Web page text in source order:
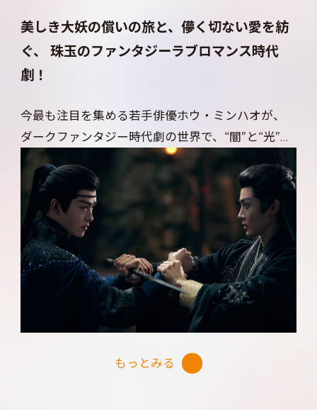
リーナーザーや、「雲之羽」で人気を博したチョ
にしている。
美しき大妖の償いの旅と、儚く切ない愛を紡
ぐ、 珠玉のファンタジーラブロマンス時代
劇！
今最も注目を集める若手俳優ホウ・ミンハオが、
ダークファンタジー時代劇の世界で、“闇”と“光”を
あわせ持つ新たな魅力を解き放つ。演じるのは、か
つて大勢を殺戮したという大罪を背負いながらも、
失われた秩序を正すため、悪事を働く妖怪たちを
捕らえる機関・緝妖司に身を投じた大妖・朱厭
（しゅえん）。天地の邪気を吸収し、その力を宿
す器として生きる朱厭には、深い孤独と、輪廻を断
ち切ろうとする宿命が刻まれていた。自らの命を
もってその因果に終止符を打とうとする彼の償い
の旅路には、人間界に蠢く妖怪たちとの戦い、そ
して儚くも美しい愛の物語があった──。
もっとみる